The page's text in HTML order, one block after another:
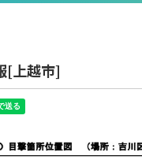
[上越市]